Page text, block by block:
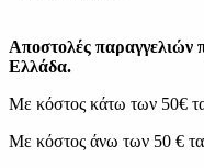
Αποστολές παραγγελιών
Ελλάδα.
Με κόστος κάτω των 50€
Με κόστος άνω των 50 € τα